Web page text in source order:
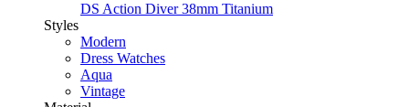
DS Action Diver 38mm Titanium
Styles
Modern
Dress Watches
Aqua
Vintage